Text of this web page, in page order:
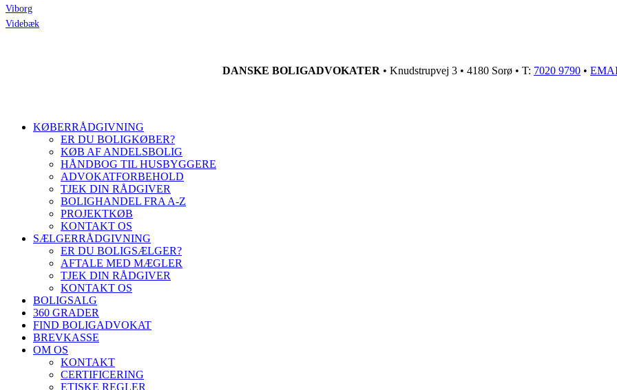
Viborg
Videbæk
DANSKE BOLIGADVOKATER • Knudstrupvej 3 • 4180 Sorø • T: 7020 9790 •
KØBERRÅDGIVNING
ER DU BOLIGKØBER?
KØB AF ANDELSBOLIG
HÅNDBOG TIL HUSBYGGERE
ADVOKATFORBEHOLD
TJEK DIN RÅDGIVER
BOLIGHANDEL FRA A-Z
PROJEKTKØB
KONTAKT OS
SÆLGERRÅDGIVNING
ER DU BOLIGSÆLGER?
AFTALE MED MÆGLER
TJEK DIN RÅDGIVER
KONTAKT OS
BOLIGSALG
360 GRADER
FIND BOLIGADVOKAT
BREVKASSE
OM OS
KONTAKT
CERTIFICERING
ETISKE REGLER